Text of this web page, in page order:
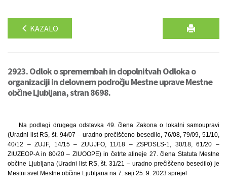
KAZALO
2923. Odlok o spremembah in dopolnitvah Odloka o
organizaciji in delovnem področju Mestne uprave Mestne
občine Ljubljana, stran 8698.
Na podlagi drugega odstavka 49. člena Zakona o lokalni samoupravi
(Uradni list RS, št. 94/07 – uradno prečiščeno besedilo, 76/08, 79/09, 51/10,
40/12 – ZUJF, 14/15 – ZUUJFO, 11/18 – ZSPDSLS-1, 30/18, 61/20 –
ZIUZEOP-A in 80/20 – ZIUOOPE) in četrte alineje 27. člena Statuta Mestne
občine Ljubljana (Uradni list RS, št. 31/21 – uradno prečiščeno besedilo) je
Mestni svet Mestne občine Ljubljana na 7. seji 25. 9. 2023 sprejel